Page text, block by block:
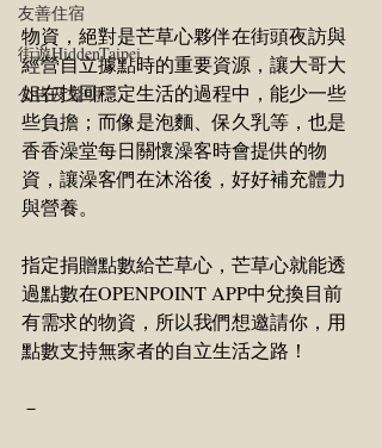
友善住宿
街遊HiddenTaipei
公告及聲明
物資，絕對是芒草心夥伴在街頭夜訪與
經營自立據點時的重要資源，讓大哥大
姐在找回穩定生活的過程中，能少一些
些負擔；而像是泡麵、保久乳等，也是
香香澡堂每日關懷澡客時會提供的物
資，讓澡客們在沐浴後，好好補充體力
與營養。
指定捐贈點數給芒草心，芒草心就能透
過點數在OPENPOINT APP中兌換目前
有需求的物資，所以我們想邀請你，用
點數支持無家者的自立生活之路！
－